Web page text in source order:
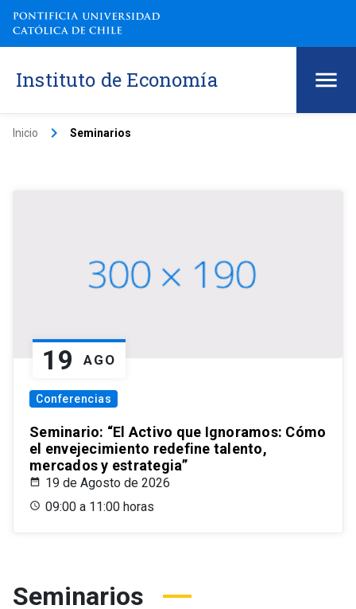
Instituto de Economía
Inicio keyboard_arrow_right Seminarios
19 AGO
Conferencias
Seminario: “El Activo que Ignoramos: Cómo
el envejecimiento redefine talento,
mercados y estrategia”
19 de Agosto de 2026
09:00 a 11:00 horas
Seminarios